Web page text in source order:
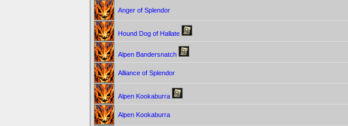
Anger of Splendor
Hound Dog of Hallate
Alpen Bandersnatch
Alliance of Splendor
Alpen Kookaburra
Alpen Kookaburra